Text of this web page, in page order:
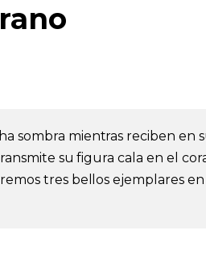
sombra mientras reciben en
su figura cala en el
tres bellos ejemplares